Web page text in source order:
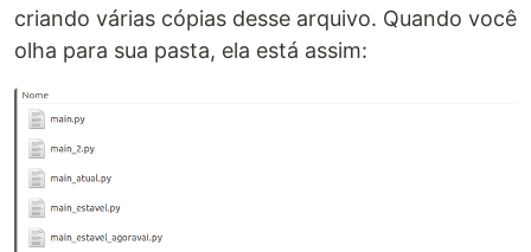
criando várias cópias desse arquivo. Quando você
olha para sua pasta, ela está assim: